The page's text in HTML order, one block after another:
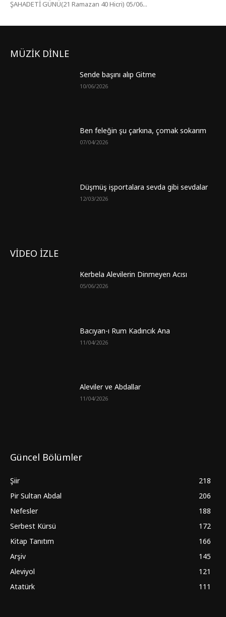
ŞAHADETİ GÜNÜ(21 Ramazan 40 Hicri) 05/06...
MÜZİK DİNLE
Sende başını alıp Gitme
10/06/2026
Ben feleğin şu çarkına, çomak sokarım
07/04/2026
Düşmüş işportalara sevda gibi sevdalar
12/03/2026
VİDEO İZLE
Kerbela Alevilerin Dinmeyen Acısı
05/06/2026
Bacıyan-ı Rum Kadıncık Ana
11/04/2026
Aleviler ve Abdallar
11/04/2026
Güncel Bölümler
Şiir
218
Pir Sultan Abdal
206
Nefesler
188
Serbest Kürsü
172
Kitap Tanıtım
166
Arşiv
145
Aleviyol
121
Atatürk
111